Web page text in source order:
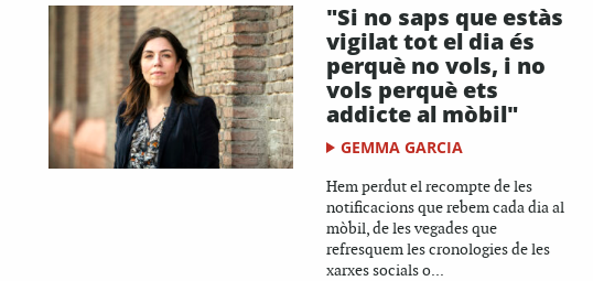
"Si no saps que estàs
vigilat tot el dia és
perquè no vols, i no
vols perquè ets
addicte al mòbil"
GEMMA GARCIA
Hem perdut el recompte de les
notificacions que rebem cada dia al
mòbil, de les vegades que
refresquem les cronologies de les
xarxes socials o...